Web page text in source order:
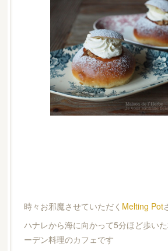
時々お邪魔させていただく Melting Pot
ハナレから海に向かって5分ほど歩い
ーデン料理のカフェです